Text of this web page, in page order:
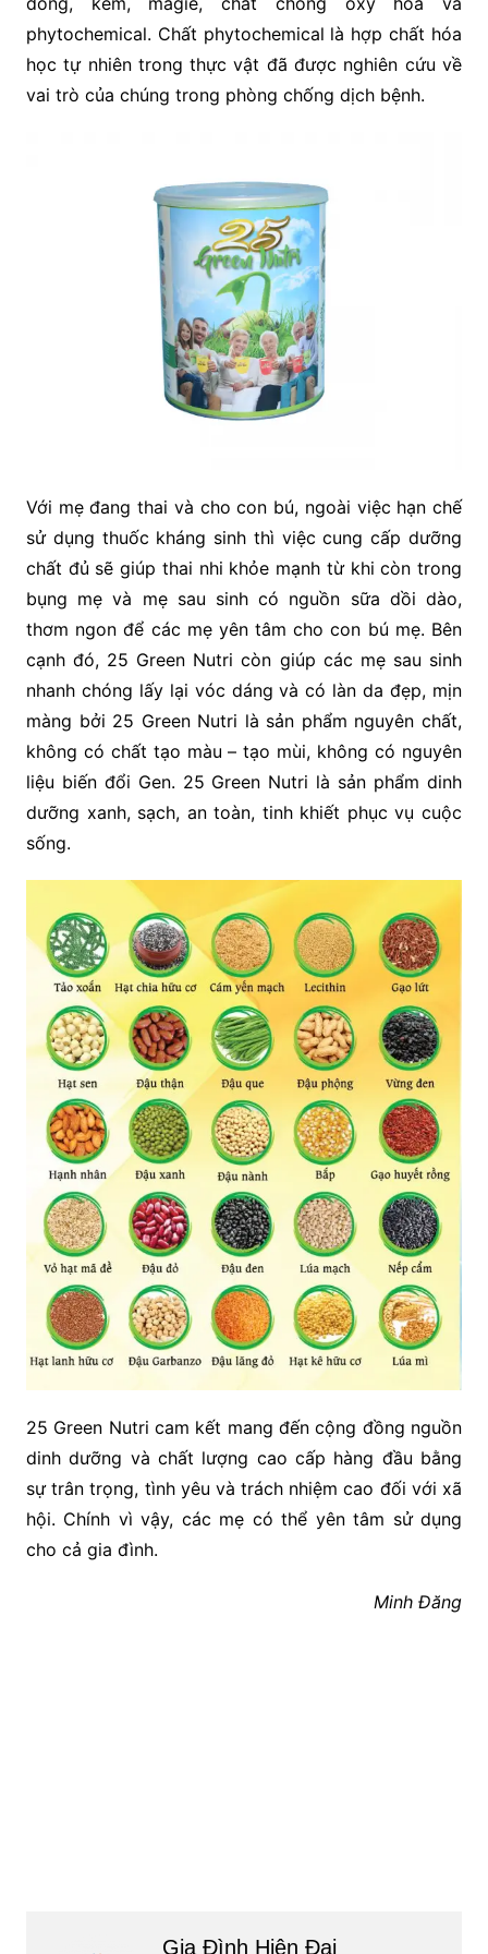
phytochemical. Chất phytochemical là hợp chất hóa
học tự nhiên trong thực vật đã được nghiên cứu về
vai trò của chúng trong phòng chống dịch bệnh.
Với mẹ đang thai và cho con bú, ngoài việc hạn chế
sử dụng thuốc kháng sinh thì việc cung cấp dưỡng
chất đủ sẽ giúp thai nhi khỏe mạnh từ khi còn trong
bụng mẹ và mẹ sau sinh có nguồn sữa dồi dào,
thơm ngon để các mẹ yên tâm cho con bú mẹ. Bên
cạnh đó, 25 Green Nutri còn giúp các mẹ sau sinh
nhanh chóng lấy lại vóc dáng và có làn da đẹp, mịn
màng bởi 25 Green Nutri là sản phẩm nguyên chất,
không có chất tạo màu – tạo mùi, không có nguyên
liệu biến đổi Gen. 25 Green Nutri là sản phẩm dinh
dưỡng xanh, sạch, an toàn, tinh khiết phục vụ cuộc
sống.
25 Green Nutri cam kết mang đến cộng đồng nguồn
dinh dưỡng và chất lượng cao cấp hàng đầu bằng
sự trân trọng, tình yêu và trách nhiệm cao đối với xã
hội. Chính vì vậy, các mẹ có thể yên tâm sử dụng
cho cả gia đình.
Minh Đăng
Gia Đình Hiện Đại